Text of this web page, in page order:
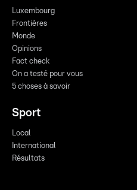
Luxembourg
Frontières
Monde
Opinions
Fact check
On a testé pour vous
5 choses à savoir
Sport
Local
International
Résultats